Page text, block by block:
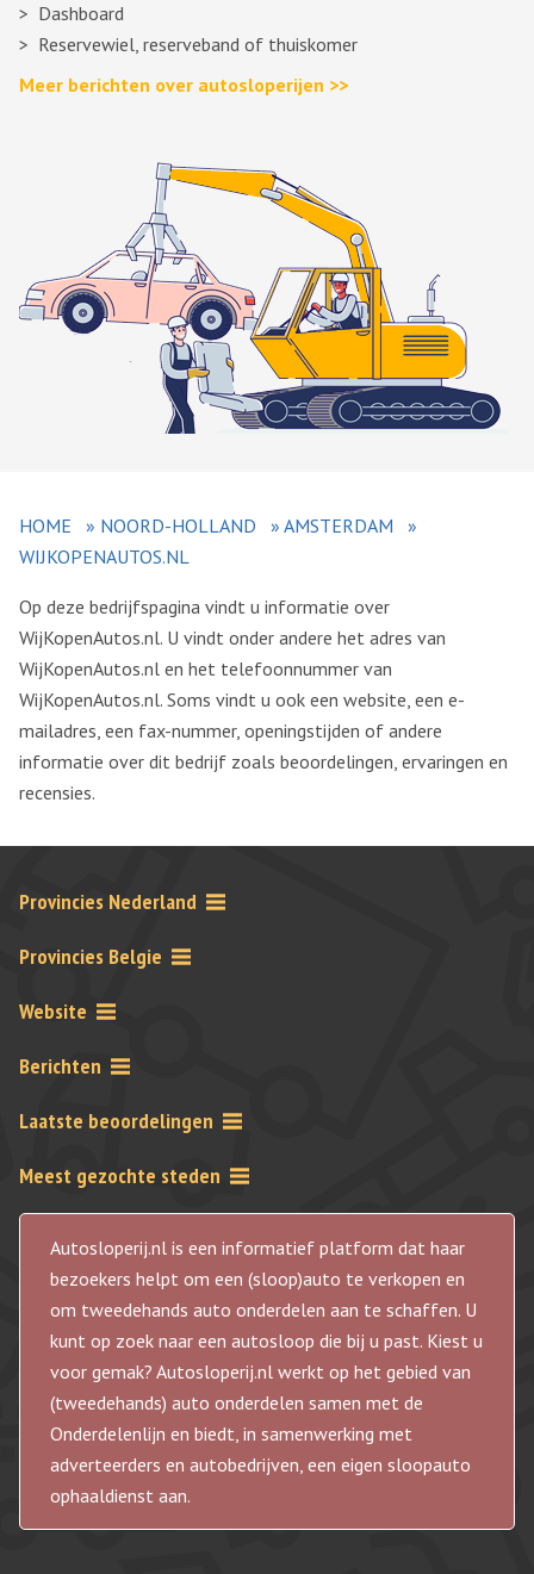
Dashboard
Reservewiel, reserveband of thuiskomer
Meer berichten over autosloperijen >>
HOME » NOORD-HOLLAND » AMSTERDAM
»
WIJKOPENAUTOS.NL
Op deze bedrijfspagina vindt u informatie over
WijKopenAutos.nl. U vindt onder andere het adres van
WijKopenAutos.nl en het telefoonnummer van
WijKopenAutos.nl. Soms vindt u ook een website, een e-
mailadres, een fax-nummer, openingstijden of andere
informatie over dit bedrijf zoals beoordelingen, ervaringen en
recensies.
Provincies Nederland
Provincies Belgie
Website
Berichten
Laatste beoordelingen
Meest gezochte steden
Autosloperij.nl is een informatief platform dat haar
bezoekers helpt om een (sloop)auto te verkopen en
om tweedehands auto onderdelen aan te schaffen. U
kunt op zoek naar een autosloop die bij u past. Kiest u
voor gemak? Autosloperij.nl werkt op het gebied van
(tweedehands) auto onderdelen samen met de
Onderdelenlijn en biedt, in samenwerking met
adverteerders en autobedrijven, een eigen sloopauto
ophaaldienst aan.